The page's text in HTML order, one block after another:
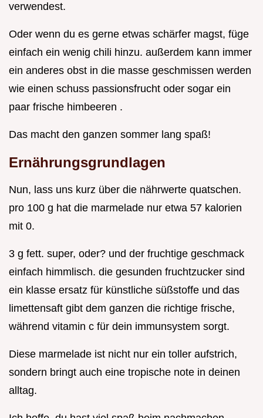
verwendest.
Oder wenn du es gerne etwas schärfer magst, füge
einfach ein wenig chili hinzu. außerdem kann immer
ein anderes obst in die masse geschmissen werden
wie einen schuss passionsfrucht oder sogar ein
paar frische himbeeren .
Das macht den ganzen sommer lang spaß!
Ernährungsgrundlagen
Nun, lass uns kurz über die nährwerte quatschen.
pro 100 g hat die marmelade nur etwa 57 kalorien
mit 0.
3 g fett. super, oder? und der fruchtige geschmack
einfach himmlisch. die gesunden fruchtzucker sind
ein klasse ersatz für künstliche süßstoffe und das
limettensaft gibt dem ganzen die richtige frische,
während vitamin c für dein immunsystem sorgt.
Diese marmelade ist nicht nur ein toller aufstrich,
sondern bringt auch eine tropische note in deinen
alltag.